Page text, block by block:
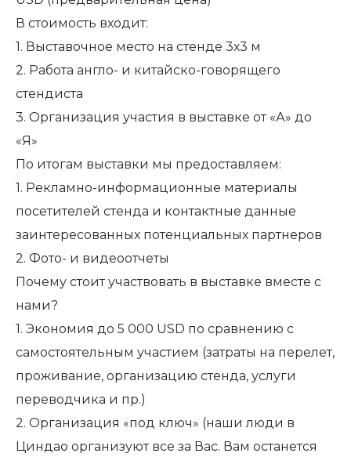
В стоимость входит:
1. Выставочное место на стенде 3х3 м
2. Работа англо- и китайско-говорящего
стендиста
3. Организация участия в выставке от «А» до
«Я»
По итогам выставки мы предоставляем:
1. Рекламно-информационные материалы
посетителей стенда и контактные данные
заинтересованных потенциальных партнеров
2. Фото- и видеоотчеты
Почему стоит участвовать в выставке вместе с
нами?
1. Экономия до 5 000 USD по сравнению с
самостоятельным участием (затраты на перелет,
проживание, организацию стенда, услуги
переводчика и пр.)
2. Организация «под ключ» (наши люди в
Циндао организуют все за Вас. Вам останется